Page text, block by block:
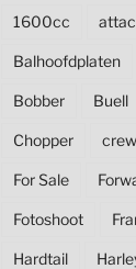
1600cc
Balhoofdplaten
Bobber Buell
Chopper crew
For Sale
Fotoshoot
Hardtail